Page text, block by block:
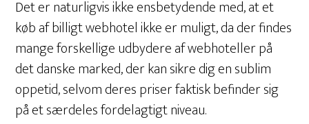
Det er naturligvis ikke ensbetydende med, at et
køb af billigt webhotel ikke er muligt, da der findes
mange forskellige udbydere af webhoteller på
det danske marked, der kan sikre dig en sublim
oppetid, selvom deres priser faktisk befinder sig
på et særdeles fordelagtigt niveau.